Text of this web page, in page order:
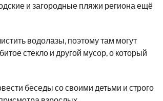
и загородные пляжи региона ещё
водолазы, поэтому там могут
стекло и другой мусор, о который
беседы со своими детьми и строго